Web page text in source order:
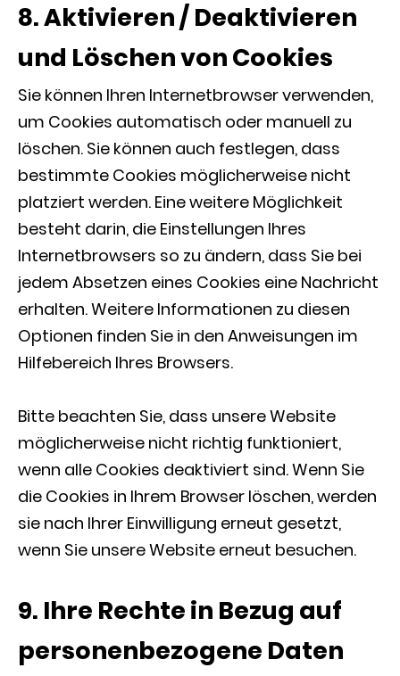
8. Aktivieren / Deaktivieren
und Löschen von Cookies
Sie können Ihren Internetbrowser verwenden,
um Cookies automatisch oder manuell zu
löschen. Sie können auch festlegen, dass
bestimmte Cookies möglicherweise nicht
platziert werden. Eine weitere Möglichkeit
besteht darin, die Einstellungen Ihres
Internetbrowsers so zu ändern, dass Sie bei
jedem Absetzen eines Cookies eine Nachricht
erhalten. Weitere Informationen zu diesen
Optionen finden Sie in den Anweisungen im
Hilfebereich Ihres Browsers.
Bitte beachten Sie, dass unsere Website
möglicherweise nicht richtig funktioniert,
wenn alle Cookies deaktiviert sind. Wenn Sie
die Cookies in Ihrem Browser löschen, werden
sie nach Ihrer Einwilligung erneut gesetzt,
wenn Sie unsere Website erneut besuchen.
9. Ihre Rechte in Bezug auf
personenbezogene Daten